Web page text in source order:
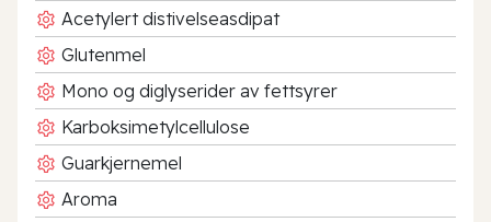
Acetylert distivelseasdipat
Glutenmel
Mono og diglyserider av fettsyrer
Karboksimetylcellulose
Guarkjernemel
Aroma